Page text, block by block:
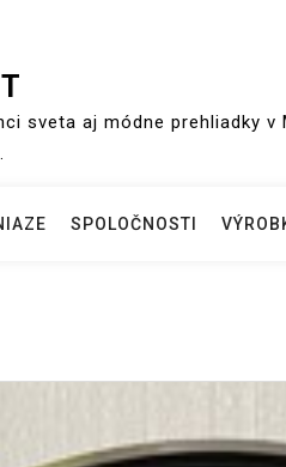
sveta aj módne prehliadky
SPOLOČNOSTI